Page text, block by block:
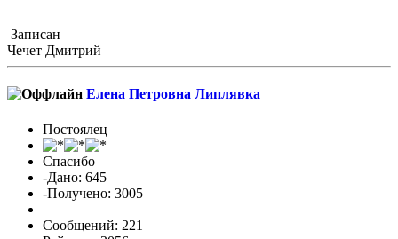
Записан
Чечет Дмитрий
Елена Петровна Липлявка
Постоялец
Спасибо
-Дано: 645
-Получено: 3005
Сообщений: 221